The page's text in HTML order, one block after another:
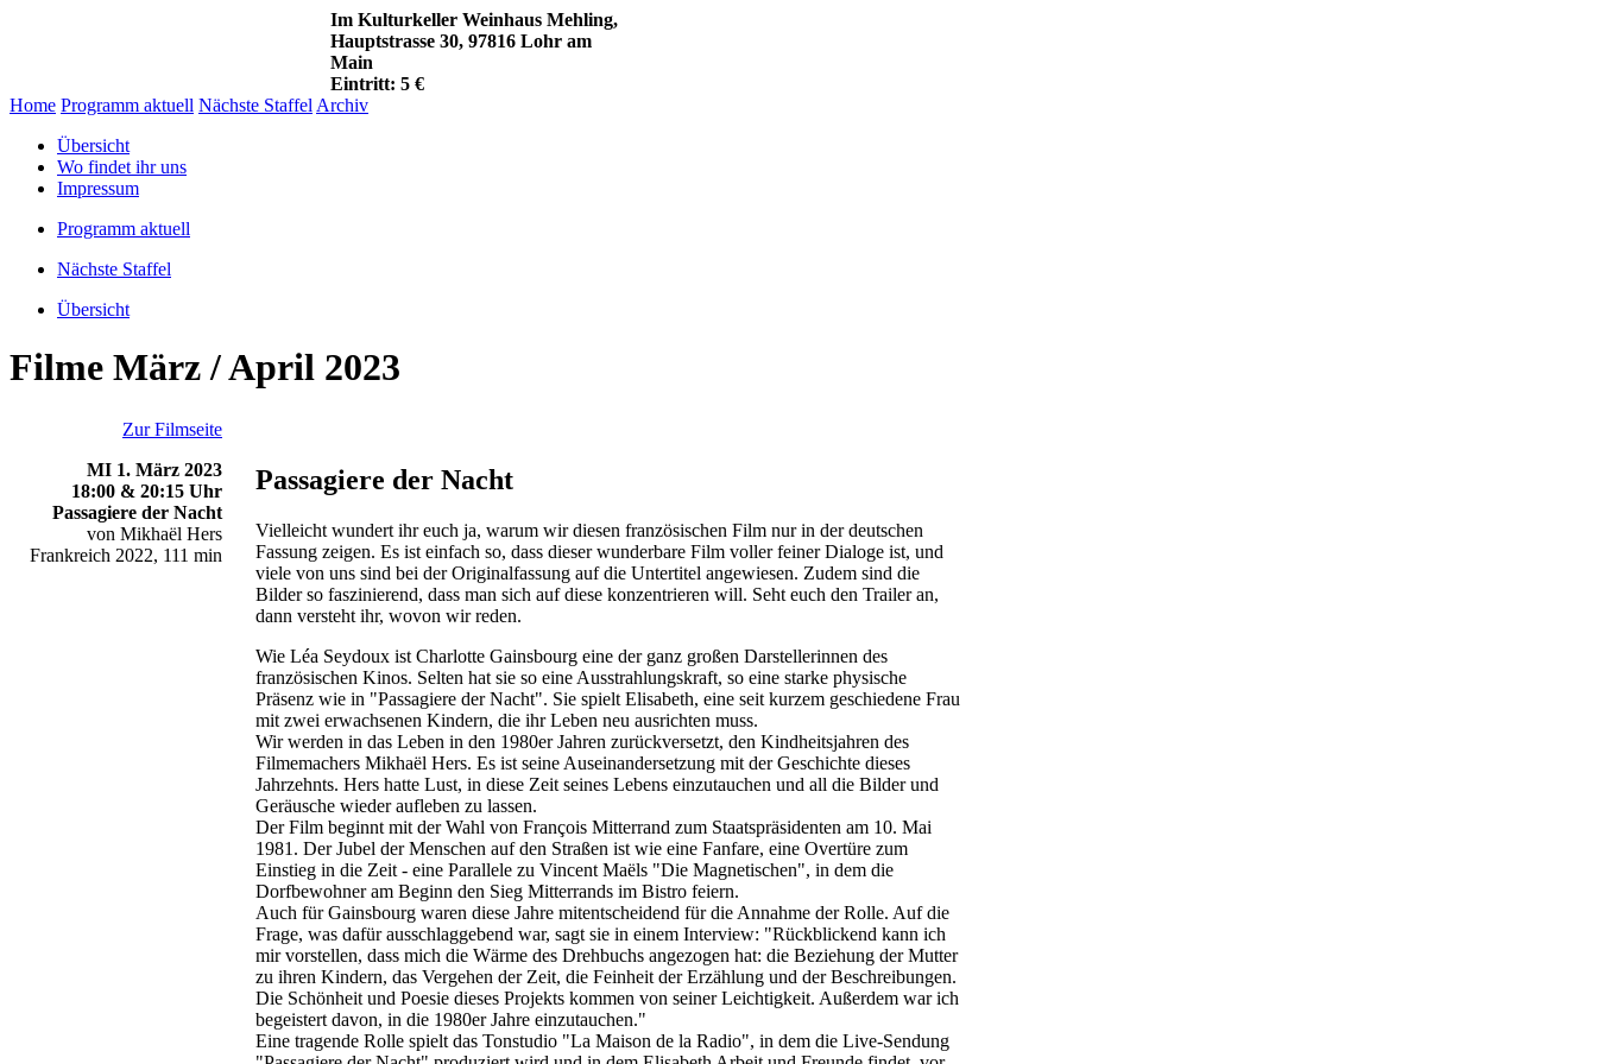
Im Kulturkeller Weinhaus Mehling,
Hauptstrasse 30, 97816 Lohr am
Main
Eintritt: 5 €
Home Programm aktuell Nächste Staffel Archiv
Übersicht
Wo findet ihr uns
Impressum
Programm aktuell
Nächste Staffel
Übersicht
Filme März / April 2023
Zur Filmseite
MI 1. März 2023
18:00 & 20:15 Uhr
Passagiere der Nacht
von Mikhaël Hers
Frankreich 2022, 111 min
Passagiere der Nacht
Vielleicht wundert ihr euch ja, warum wir diesen französischen Film nur in der deutschen
Fassung zeigen. Es ist einfach so, dass dieser wunderbare Film voller feiner Dialoge ist, und
viele von uns sind bei der Originalfassung auf die Untertitel angewiesen. Zudem sind die
Bilder so faszinierend, dass man sich auf diese konzentrieren will. Seht euch den Trailer an,
dann versteht ihr, wovon wir reden.
Wie Léa Seydoux ist Charlotte Gainsbourg eine der ganz großen Darstellerinnen des
französischen Kinos. Selten hat sie so eine Ausstrahlungskraft, so eine starke physische
Präsenz wie in "Passagiere der Nacht". Sie spielt Elisabeth, eine seit kurzem geschiedene Frau
mit zwei erwachsenen Kindern, die ihr Leben neu ausrichten muss.
Wir werden in das Leben in den 1980er Jahren zurückversetzt, den Kindheitsjahren des
Filmemachers Mikhaël Hers. Es ist seine Auseinandersetzung mit der Geschichte dieses
Jahrzehnts. Hers hatte Lust, in diese Zeit seines Lebens einzutauchen und all die Bilder und
Geräusche wieder aufleben zu lassen.
Der Film beginnt mit der Wahl von François Mitterrand zum Staatspräsidenten am 10. Mai
1981. Der Jubel der Menschen auf den Straßen ist wie eine Fanfare, eine Overtüre zum
Einstieg in die Zeit - eine Parallele zu Vincent Maëls "Die Magnetischen", in dem die
Dorfbewohner am Beginn den Sieg Mitterrands im Bistro feiern.
Auch für Gainsbourg waren diese Jahre mitentscheidend für die Annahme der Rolle. Auf die
Frage, was dafür ausschlaggebend war, sagt sie in einem Interview: "Rückblickend kann ich
mir vorstellen, dass mich die Wärme des Drehbuchs angezogen hat: die Beziehung der Mutter
zu ihren Kindern, das Vergehen der Zeit, die Feinheit der Erzählung und der Beschreibungen.
Die Schönheit und Poesie dieses Projekts kommen von seiner Leichtigkeit. Außerdem war ich
begeistert davon, in die 1980er Jahre einzutauchen."
Eine tragende Rolle spielt das Tonstudio "La Maison de la Radio", in dem die Live-Sendung